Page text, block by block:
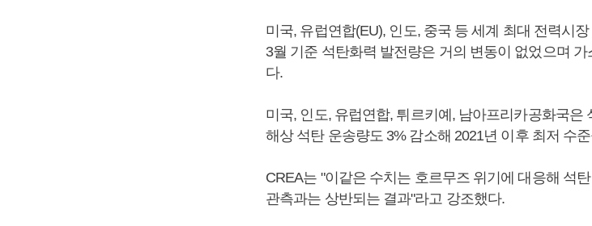
미국, 유럽연합(EU), 인도, 중국 등 세계 최대 전력시
3월 기준 석탄화력 발전량은 거의 변동이 없었으며
다.
미국, 인도, 유럽연합, 튀르키예, 남아프리카공화국은
해상 석탄 운송량도 3% 감소해 2021년 이후 최저 수
CREA는 "이같은 수치는 호르무즈 위기에 대응해 석
관측과는 상반되는 결과"라고 강조했다.